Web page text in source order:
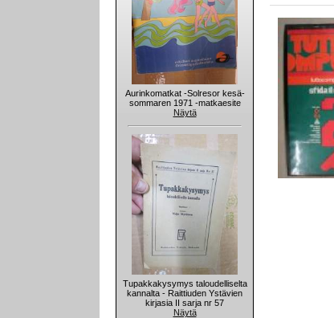
Aurinkomatkat -Solresor kesä-
sommaren 1971 -matkaesite
Näytä
Tupakkakysymys taloudelliselta
kannalta - Raittiuden Ystävien
kirjasia II sarja nr 57
Näytä